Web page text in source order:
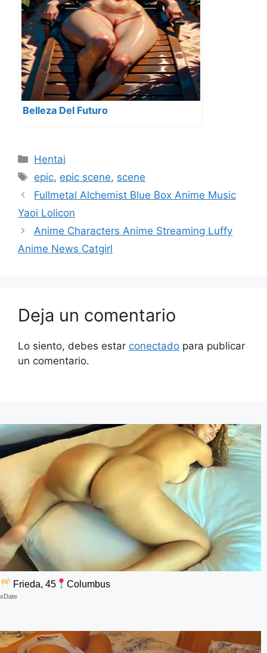
Belleza Del Futuro
Categorías
Hentai
Etiquetas
epic, epic scene, scene
Fullmetal Alchemist Blue Box Anime Music
Yaoi Lolicon
Anime Characters Anime Streaming Luffy
Anime News Catgirl
Deja un comentario
Lo siento, debes estar conectado para publicar
un comentario.
Frieda, 45 Columbus
xDate